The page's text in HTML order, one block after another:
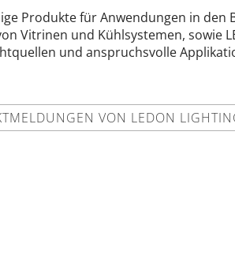
Produkte für Anwendungen in den
Vitrinen und Kühlsystemen, sowie
und anspruchsvolle
VON LEDON